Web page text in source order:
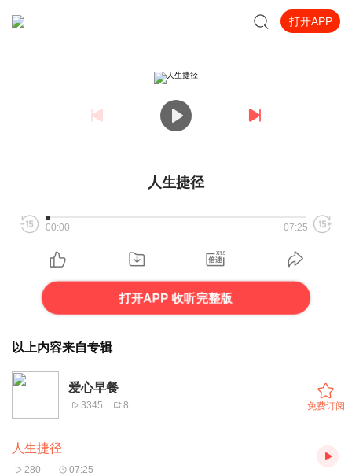
打开APP
人生捷径
00:00 07:25
打开APP 收听完整版
以上内容来自专辑
爱心早餐
3345 8 免费订阅
人生捷径
280 07:25